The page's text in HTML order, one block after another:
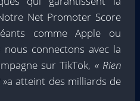
Net Promoter Score
comme Apple ou
connectons avec la
sur TikTok, « Rien
a atteint des milliards de